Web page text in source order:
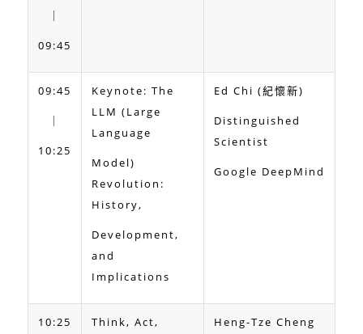
｜
09:45
09:45
｜
10:25
Keynote: The
LLM (Large
Language
Model)
Revolution:
History,
Development,
and
Implications
Ed Chi (紀懷新)
Distinguished
Scientist
Google DeepMind
10:25
Think, Act,
Heng-Tze Cheng